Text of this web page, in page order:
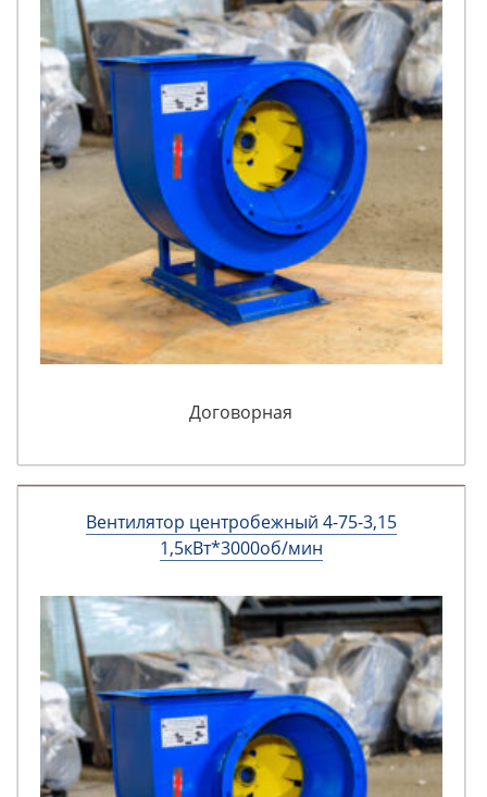
Договорная
Вентилятор центробежный 4-75-3,15
1,5кВт*3000об/мин